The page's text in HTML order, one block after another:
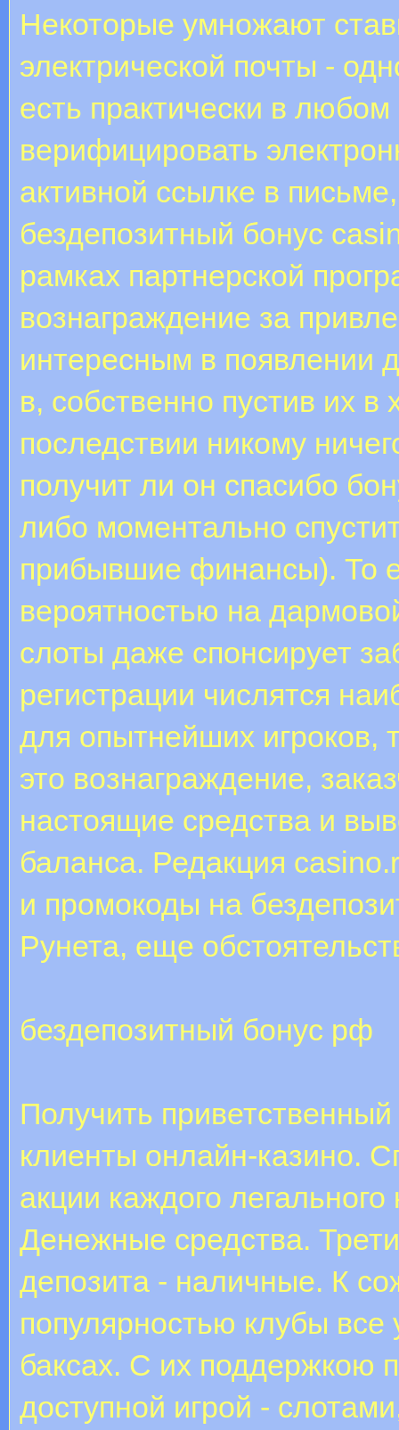
Некоторые умножают
электрической почты -
есть практически в
верифицировать
активной ссылке в
бездепозитный бонус
рамках партнерской
вознаграждение за
интересным в появлении
в, собственно пустив их в
последствии никому
получит ли он спасибо
либо моментально
прибывшие финансы). То
вероятностью на
слоты даже спонсирует
регистрации числятся
для опытнейших игроков,
это вознаграждение,
настоящие средства и
баланса. Редакция
и промокоды на
Рунета, еще
бездепозитный бонус рф
Получить
клиенты онлайн-казино.
акции каждого
Денежные средства.
депозита - наличные. К
популярностью клубы все
баксах. С их поддержкою
доступной игрой -